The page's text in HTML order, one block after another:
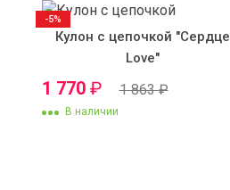
Кулон с цепочкой "Сердце
Love"
1 770 ₽ 1 863₽
В наличии
-5%